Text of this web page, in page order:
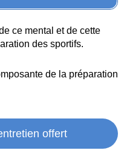
ce mental et de cette
des sportifs.
de la préparation
offert